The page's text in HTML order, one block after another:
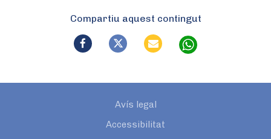
Compartiu aquest contingut
Avís legal
Accessibilitat